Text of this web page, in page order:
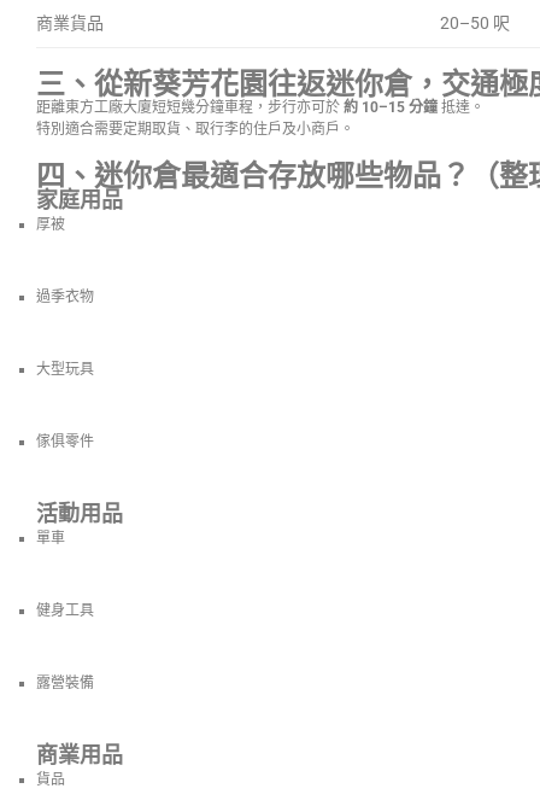
商業貨品 20–50 呎
三、從新葵芳花園往返迷你倉，交通極
距離東方工廠大廈短短幾分鐘車程，步行亦可於 約 10–15 分鐘 抵達。
特別適合需要定期取貨、取行李的住戶及小商戶。
四、迷你倉最適合存放哪些物品？（
家庭用品
厚被
過季衣物
大型玩具
傢俱零件
活動用品
單車
健身工具
露營裝備
商業用品
貨品